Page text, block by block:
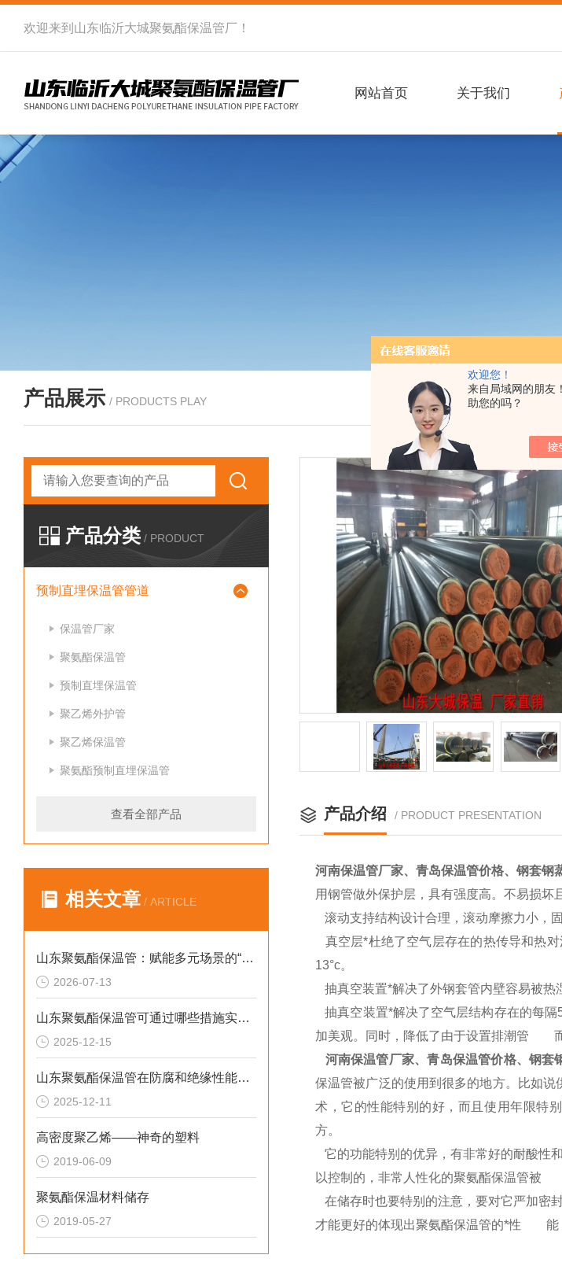
欢迎您！
来自局域网的朋友
助您的吗？
欢迎来到 山东临沂大城聚氨酯保温管厂 ！
网站首页 关于我们
产品展示 / PRODUCTS PLAY 我的位置： 首页>产品展示
产品分类 / PRODUCT
预制直埋保温管管道
保温管厂家
聚氨酯保温管
预制直埋保温管
聚乙烯外护管
聚乙烯保温管
聚氨酯预制直埋保温管
查看全部产品
相关文章 / ARTICLE
山东聚氨酯保温管：赋能多元场景的“隐形守护者”
2026-07-13
山东聚氨酯保温管可通过哪些措施实现快速施工
2025-12-15
山东聚氨酯保温管在防腐和绝缘性能方面表现优异
2025-12-11
高密度聚乙烯——神奇的塑料
2019-06-09
聚氨酯保温材料储存
2019-05-27
产品介绍 / PRODUCT PRESENTATION
河南保温管厂家、青岛保温管价格、钢套钢
用钢管做外保护层，具有强度高。不易损坏
滚动支持结构设计合理，滚动摩擦力小，
真空层*杜绝了空气层存在的热传导和热
13°c。
抽真空装置*解决了外钢套管内壁容易被热
抽真空装置*解决了空气层结构存在的每
加美观。同时，降低了由于设置排潮管 而
河南保温管厂家、青岛保温管价格、钢套
保温管被广泛的使用到很多的地方。比如
术，它的性能特别的好，而且使用年限特
方。
它的功能特别的优异，有非常好的耐酸性
以控制的，非常人性化的聚氨酯保温管被
在储存时也要特别的注意，要对它严加密
才能更好的体现出聚氨酯保温管的*性 能